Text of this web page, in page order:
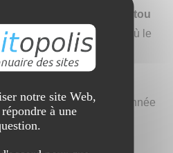
boutique en ligne
Tontoutou
pour
chien
s, où le
bonheur de votre
de notre mission.
soigneusement sélectionnée
de jouets stimulants, de
et bien plus encore.
notre site Web,
à une